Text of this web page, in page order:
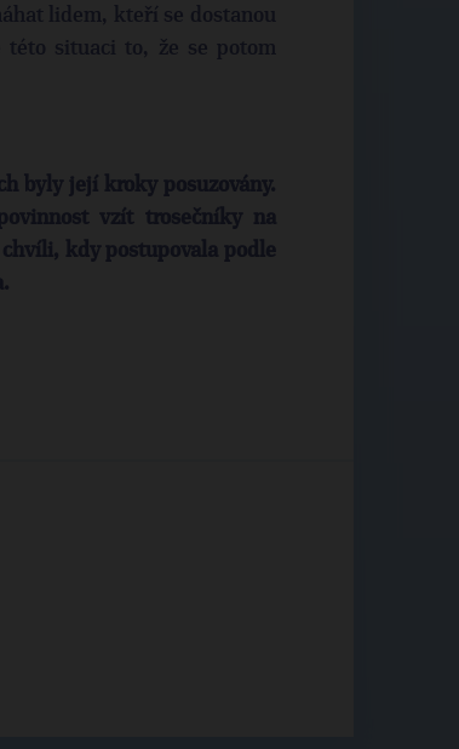
lidem, kteří se dostanou
této situaci to, že se potom
byly její kroky posuzovány.
vzít trosečníky na
kdy postupovala podle